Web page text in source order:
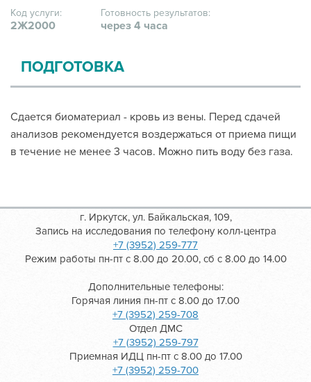
Код услуги:
2Ж2000
Готовность результатов:
через 4 часа
ПОДГОТОВКА
Сдается биоматериал - кровь из вены. Перед сдачей
анализов рекомендуется воздержаться от приема пищи
в течение не менее 3 часов. Можно пить воду без газа.
г. Иркутск, ул. Байкальская, 109,
Запись на исследования по телефону колл-центра
+7 (3952) 259-777
Режим работы пн-пт с 8.00 до 20.00, сб с 8.00 до 14.00
Дополнительные телефоны:
Горячая линия пн-пт с 8.00 до 17.00
+7 (3952) 259-708
Отдел ДМС
+7 (3952) 259-797
Приемная ИДЦ пн-пт с 8.00 до 17.00
+7 (3952) 259-700